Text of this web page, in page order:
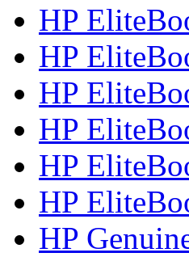
HP
HP
HP
HP
HP
HP
HP